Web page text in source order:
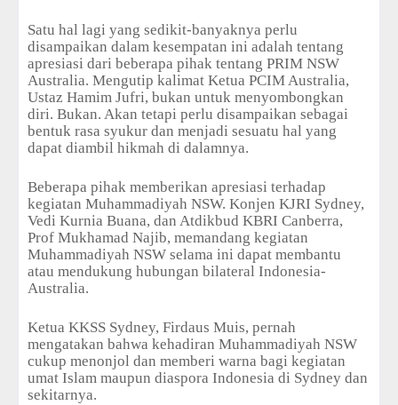
Satu hal lagi yang sedikit-banyaknya perlu
disampaikan dalam kesempatan ini adalah tentang
apresiasi dari beberapa pihak tentang PRIM NSW
Australia. Mengutip kalimat Ketua PCIM Australia,
Ustaz Hamim Jufri, bukan untuk menyombongkan
diri. Bukan. Akan tetapi perlu disampaikan sebagai
bentuk rasa syukur dan menjadi sesuatu hal yang
dapat diambil hikmah di dalamnya.
Beberapa pihak memberikan apresiasi terhadap
kegiatan Muhammadiyah NSW. Konjen KJRI Sydney,
Vedi Kurnia Buana, dan Atdikbud KBRI Canberra,
Prof Mukhamad Najib, memandang kegiatan
Muhammadiyah NSW selama ini dapat membantu
atau mendukung hubungan bilateral Indonesia-
Australia.
Ketua KKSS Sydney, Firdaus Muis, pernah
mengatakan bahwa kehadiran Muhammadiyah NSW
cukup menonjol dan memberi warna bagi kegiatan
umat Islam maupun diaspora Indonesia di Sydney dan
sekitarnya.